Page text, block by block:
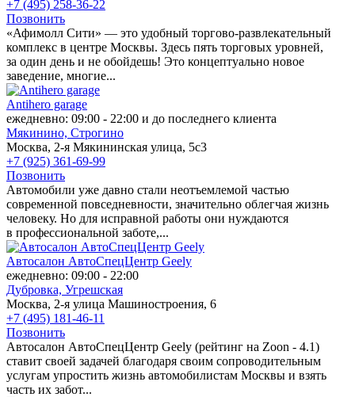
+7 (495) 258-36-22
Позвонить
«Афимолл Сити» — это удобный торгово-развлекательный
комплекс в центре Москвы. Здесь пять торговых уровней,
за один день и не обойдешь! Это концептуально новое
заведение, многие...
Antihero garage
ежедневно: 09:00 - 22:00 и до последнего клиента
Мякинино, Строгино
Москва, 2-я Мякининская улица, 5с3
+7 (925) 361-69-99
Позвонить
Автомобили уже давно стали неотъемлемой частью
современной повседневности, значительно облегчая жизнь
человеку. Но для исправной работы они нуждаются
в профессиональной заботе,...
Автосалон АвтоСпецЦентр Geely
ежедневно: 09:00 - 22:00
Дубровка, Угрешская
Москва, 2-я улица Машиностроения, 6
+7 (495) 181-46-11
Позвонить
Автосалон АвтоСпецЦентр Geely (рейтинг на Zoon - 4.1)
ставит своей задачей благодаря своим сопроводительным
услугам упростить жизнь автомобилистам Москвы и взять
часть их забот...